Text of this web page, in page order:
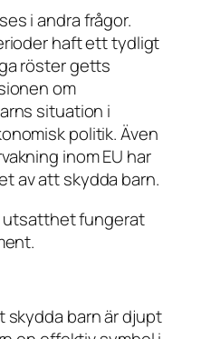
i andra frågor.
haft ett tydligt
röster getts
om
situation i
politik. Även
inom EU har
av att skydda barn.
utsatthet fungerat
barn är djupt